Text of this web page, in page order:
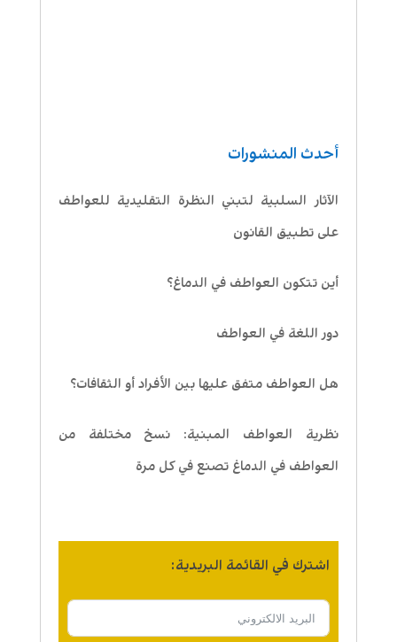
أحدث المنشورات
الآثار السلبية لتبني النظرة التقليدية للعواطف
على تطبيق القانون
أين تتكون العواطف في الدماغ؟
دور اللغة في العواطف
هل العواطف متفق عليها بين الأفراد أو الثقافات؟
نظرية العواطف المبنية: نسخ مختلفة من
العواطف في الدماغ تصنع في كل مرة
اشترك في القائمة البريدية: